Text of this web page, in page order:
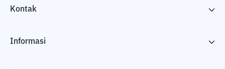
Kontak
Informasi